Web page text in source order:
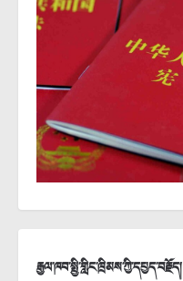
རྒྱལ་ཁབ་སྤྱི་གླིང་ཁྲིམས་ཀྱི་དཔྱད་བརྗོད།